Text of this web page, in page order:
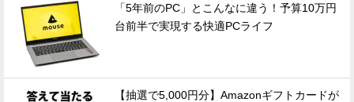
「5年前のPC」とこんなに違う！予算10万円
台前半で実現する快適PCライフ
【抽選で5,000円分】Amazonギフトカードが